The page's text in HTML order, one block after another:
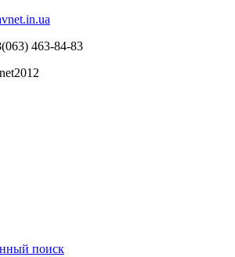
463-84-83
поиск